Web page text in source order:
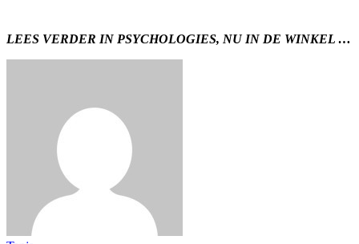
LEES VERDER IN PSYCHOLOGIES, NU IN DE WINKEL …